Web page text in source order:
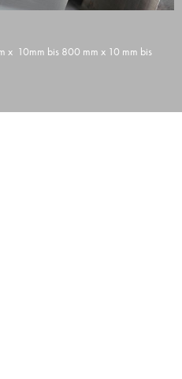
x 10mm bis 800 mm x 10 mm bis